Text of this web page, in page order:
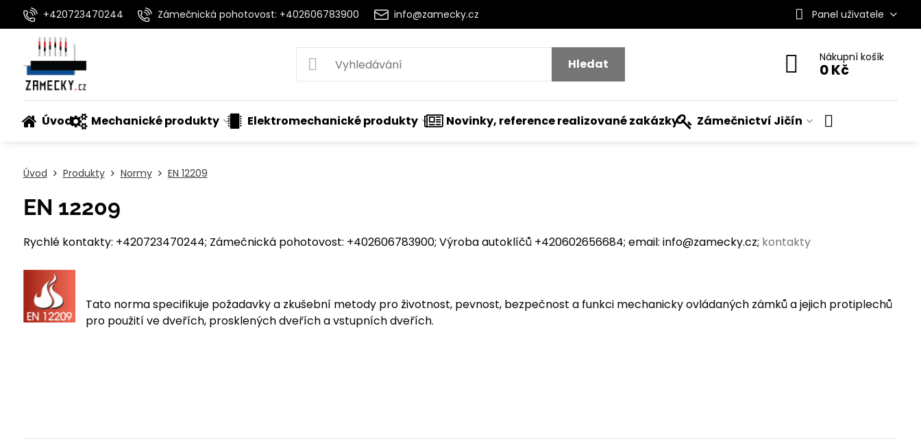
+420723470244 Zámečnická pohotovost: +402606783900 info@zamecky.cz Panel uživatele
Hledat Nákupní košík
0 Kč
Úvod Mechanické produkty Elektromechanické produkty Novinky, reference realizované zakázky Zámečnictví Jičín
Úvod Produkty Normy EN 12209
EN 12209
Rychlé kontakty: +420723470244; Zámečnická pohotovost: +402606783900; Výroba autoklíčů +420602656684; email: info@zamecky.cz; kontakty
Tato norma specifikuje požadavky a zkušební metody pro životnost, pevnost, bezpečnost a funkci mechanicky ovládaných zámků a jejich protiplechů
pro použití ve dveřích, prosklených dveřích a vstupních dveřích.